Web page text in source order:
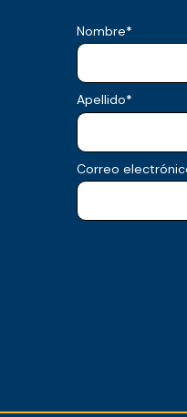
Nombre*
Apellido*
Correo